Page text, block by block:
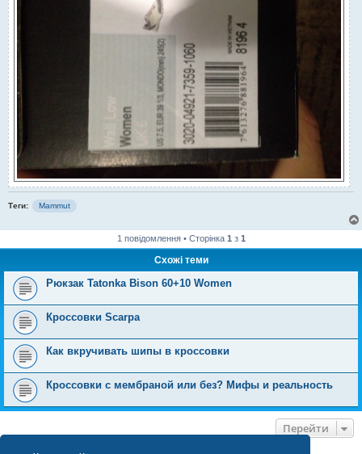
Теги: Mammut
1 повідомлення • Сторінка 1 з 1
Схожі теми
Рюкзак Tatonka Bison 60+10 Women
Кроссовки Scarpa
Как вкручивать шипы в кроссовки
Кроссовки с мембраной или без? Мифы и реальность
Перейти